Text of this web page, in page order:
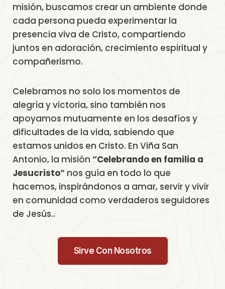
misión, buscamos crear un ambiente donde
cada persona pueda experimentar la
presencia viva de Cristo, compartiendo
juntos en adoración, crecimiento espiritual y
compañerismo.
Celebramos no solo los momentos de
alegría y victoria, sino también nos
apoyamos mutuamente en los desafíos y
dificultades de la vida, sabiendo que
estamos unidos en Cristo. En Viña San
Antonio, la misión “Celebrando en familia a
Jesucristo” nos guía en todo lo que
hacemos, inspirándonos a amar, servir y vivir
en comunidad como verdaderos seguidores
de Jesús..
Sirve Con Nosotros